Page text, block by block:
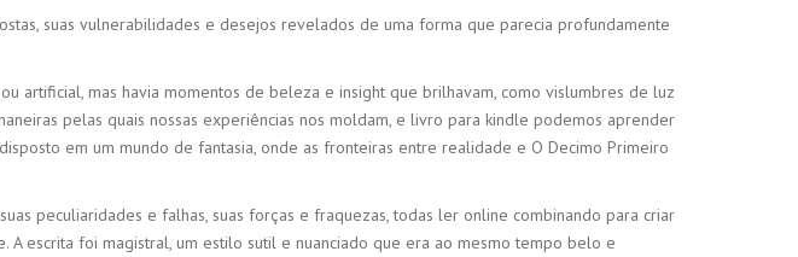
suas vulnerabilidades e desejos revelados de uma forma que parecia profundamente
artificial, mas havia momentos de beleza e insight que brilhavam, como vislumbres de luz
pelas quais nossas experiências nos moldam, e livro para kindle podemos aprender
em um mundo de fantasia, onde as fronteiras entre realidade e O Decimo Primeiro
peculiaridades e falhas, suas forças e fraquezas, todas ler online combinando para criar
escrita foi magistral, um estilo sutil e nuanciado que era ao mesmo tempo belo e